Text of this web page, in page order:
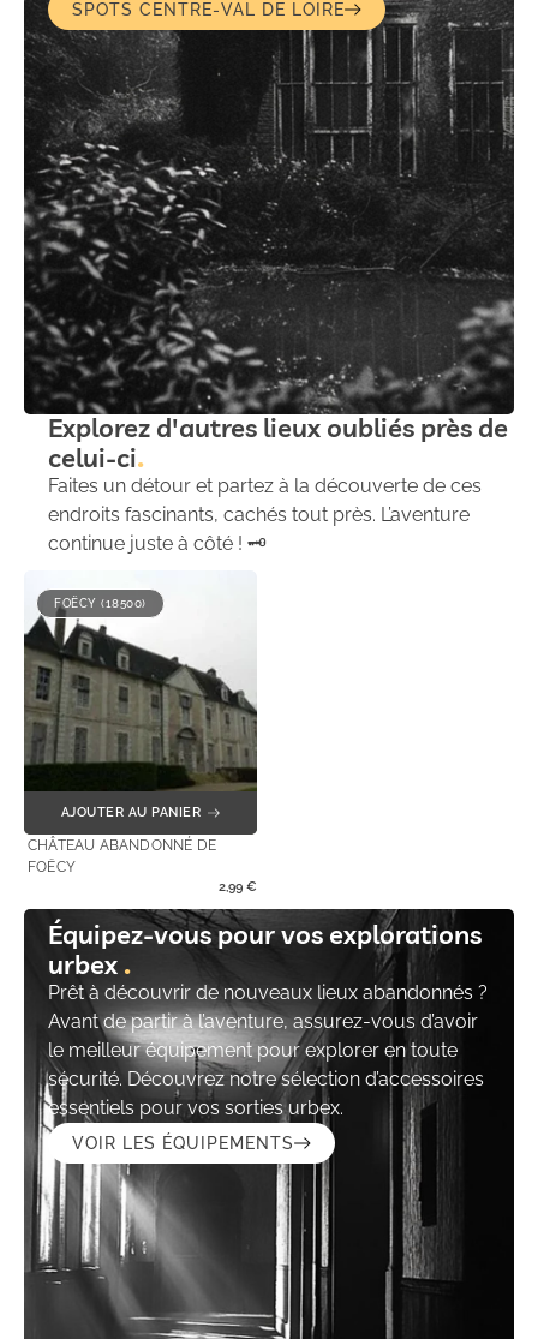
SPOTS CENTRE-VAL DE LOIRE
Explorez d'autres lieux oubliés près de
celui-ci
Faites un détour et partez à la découverte de ces
endroits fascinants, cachés tout près. L’aventure
continue juste à côté ! 🗝️
FOËCY (18500)
AJOUTER AU PANIER
CHÂTEAU ABANDONNÉ DE
FOËCY
2,99 €
Équipez-vous pour vos explorations
urbex
Prêt à découvrir de nouveaux lieux abandonnés ?
Avant de partir à l’aventure, assurez-vous d’avoir
le meilleur équipement pour explorer en toute
sécurité. Découvrez notre sélection d’accessoires
essentiels pour vos sorties urbex.
VOIR LES ÉQUIPEMENTS